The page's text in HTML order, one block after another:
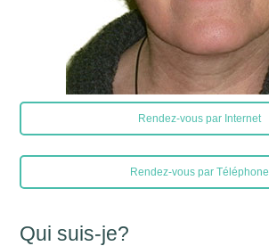
Qui suis-je?
Rendez-vous par Internet
Rendez-vous par Téléphone